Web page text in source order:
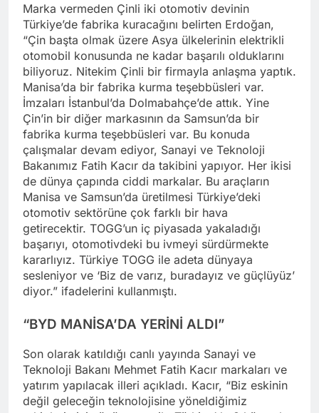
Marka vermeden Çinli iki otomotiv devinin
Türkiye’de fabrika kuracağını belirten Erdoğan,
“Çin başta olmak üzere Asya ülkelerinin elektrikli
otomobil konusunda ne kadar başarılı olduklarını
biliyoruz. Nitekim Çinli bir firmayla anlaşma yaptık.
Manisa’da bir fabrika kurma teşebbüsleri var.
İmzaları İstanbul’da Dolmabahçe’de attık. Yine
Çin’in bir diğer markasının da Samsun’da bir
fabrika kurma teşebbüsleri var. Bu konuda
çalışmalar devam ediyor, Sanayi ve Teknoloji
Bakanımız Fatih Kacır da takibini yapıyor. Her ikisi
de dünya çapında ciddi markalar. Bu araçların
Manisa ve Samsun’da üretilmesi Türkiye’deki
otomotiv sektörüne çok farklı bir hava
getirecektir. TOGG’un iç piyasada yakaladığı
başarıyı, otomotivdeki bu ivmeyi sürdürmekte
kararlıyız. Türkiye TOGG ile adeta dünyaya
sesleniyor ve ‘Biz de varız, buradayız ve güçlüyüz’
diyor.” ifadelerini kullanmıştı.
“BYD MANİSA’DA YERİNİ ALDI”
Son olarak katıldığı canlı yayında Sanayi ve
Teknoloji Bakanı Mehmet Fatih Kacır markaları ve
yatırım yapılacak illeri açıkladı. Kacır, “Biz eskinin
değil geleceğin teknolojisine yöneldiğimiz